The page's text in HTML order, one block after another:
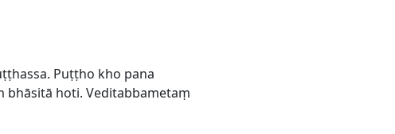
Puṭṭho kho pana
bhāsitā hoti. Veditabbametaṃ